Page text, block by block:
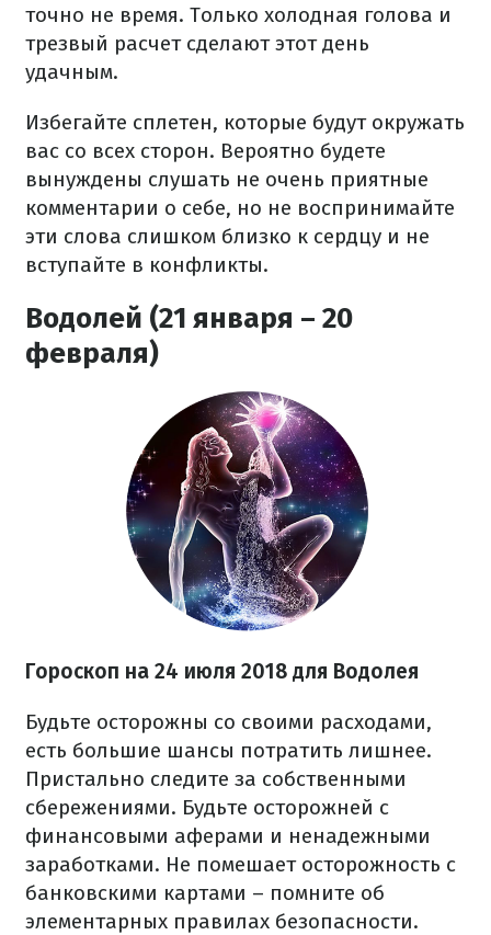
точно не время. Только холодная голова и
трезвый расчет сделают этот день
удачным.
Избегайте сплетен, которые будут окружать
вас со всех сторон. Вероятно будете
вынуждены слушать не очень приятные
комментарии о себе, но не воспринимайте
эти слова слишком близко к сердцу и не
вступайте в конфликты.
Водолей (21 января – 20
февраля)
Гороскоп на 24 июля 2018 для Водолея
Будьте осторожны со своими расходами,
есть большие шансы потратить лишнее.
Пристально следите за собственными
сбережениями. Будьте осторожней с
финансовыми аферами и ненадежными
заработками. Не помешает осторожность с
банковскими картами – помните об
элементарных правилах безопасности.